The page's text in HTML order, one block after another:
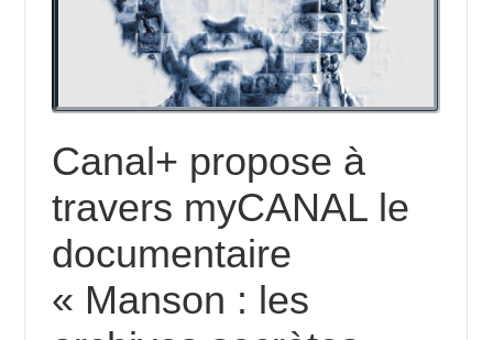
Canal+ propose à
travers myCANAL le
documentaire
« Manson : les